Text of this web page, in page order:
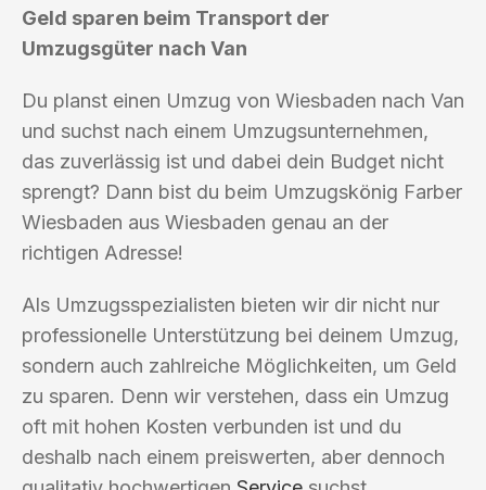
Geld sparen beim Transport der
Umzugsgüter nach Van
Du planst einen Umzug von Wiesbaden nach Van
und suchst nach einem Umzugsunternehmen,
das zuverlässig ist und dabei dein Budget nicht
sprengt? Dann bist du beim Umzugskönig Farber
Wiesbaden aus Wiesbaden genau an der
richtigen Adresse!
Als Umzugsspezialisten bieten wir dir nicht nur
professionelle Unterstützung bei deinem Umzug,
sondern auch zahlreiche Möglichkeiten, um Geld
zu sparen. Denn wir verstehen, dass ein Umzug
oft mit hohen Kosten verbunden ist und du
deshalb nach einem preiswerten, aber dennoch